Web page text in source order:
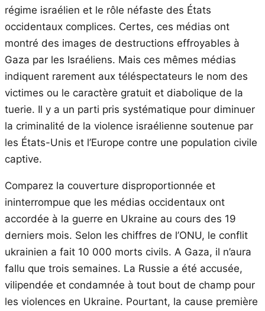
régime israélien et le rôle néfaste des États
occidentaux complices. Certes, ces médias ont
montré des images de destructions effroyables à
Gaza par les Israéliens. Mais ces mêmes médias
indiquent rarement aux téléspectateurs le nom des
victimes ou le caractère gratuit et diabolique de la
tuerie. Il y a un parti pris systématique pour diminuer
la criminalité de la violence israélienne soutenue par
les États-Unis et l’Europe contre une population civile
captive.
Comparez la couverture disproportionnée et
ininterrompue que les médias occidentaux ont
accordée à la guerre en Ukraine au cours des 19
derniers mois. Selon les chiffres de l’ONU, le conflit
ukrainien a fait 10 000 morts civils. A Gaza, il n’aura
fallu que trois semaines. La Russie a été accusée,
vilipendée et condamnée à tout bout de champ pour
les violences en Ukraine. Pourtant, la cause première